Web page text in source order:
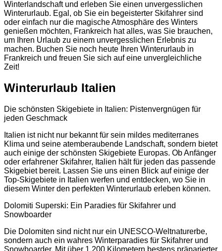
Winterlandschaft und erleben Sie einen unvergesslichen
Winterurlaub. Egal, ob Sie ein begeisterter Skifahrer sind
oder einfach nur die magische Atmosphäre des Winters
genießen möchten, Frankreich hat alles, was Sie brauchen,
um Ihren Urlaub zu einem unvergesslichen Erlebnis zu
machen. Buchen Sie noch heute Ihren Winterurlaub in
Frankreich und freuen Sie sich auf eine unvergleichliche
Zeit!
Winterurlaub Italien
Die schönsten Skigebiete in Italien: Pistenvergnügen für
jeden Geschmack
Italien ist nicht nur bekannt für sein mildes mediterranes
Klima und seine atemberaubende Landschaft, sondern bietet
auch einige der schönsten Skigebiete Europas. Ob Anfänger
oder erfahrener Skifahrer, Italien hält für jeden das passende
Skigebiet bereit. Lassen Sie uns einen Blick auf einige der
Top-Skigebiete in Italien werfen und entdecken, wo Sie in
diesem Winter den perfekten Winterurlaub erleben können.
Dolomiti Superski: Ein Paradies für Skifahrer und
Snowboarder
Die Dolomiten sind nicht nur ein UNESCO-Weltnaturerbe,
sondern auch ein wahres Winterparadies für Skifahrer und